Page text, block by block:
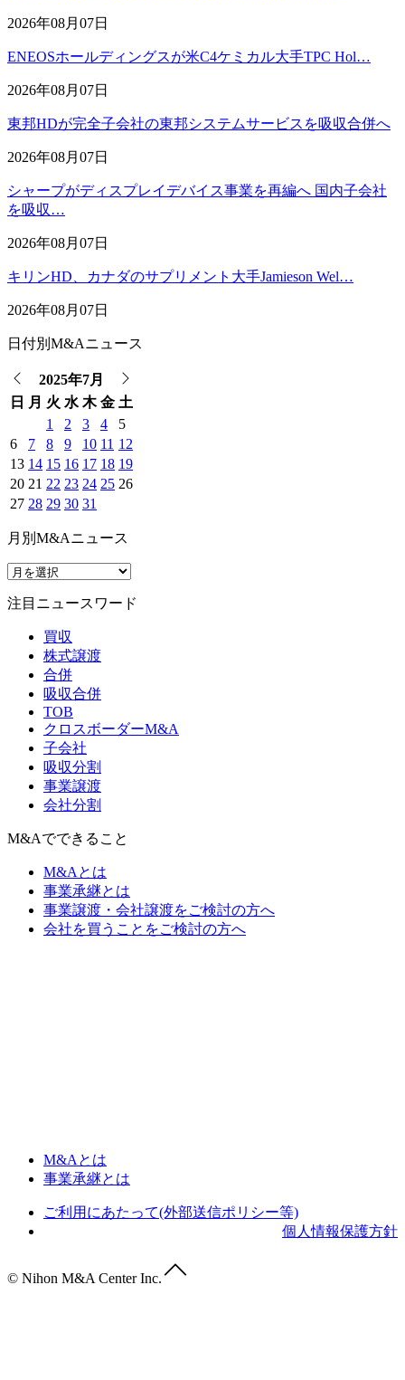
2026年08月07日
ENEOSホールディングスが米C4ケミカル大手TPC Hol…
2026年08月07日
東邦HDが完全子会社の東邦システムサービスを吸収合併へ
2026年08月07日
シャープがディスプレイデバイス事業を再編へ 国内子会社
を吸収…
2026年08月07日
キリンHD、カナダのサプリメント大手Jamieson Wel…
2026年08月07日
日付別M&Aニュース
2025年7月
日
月 火 水 木 金 土
1
2 3 4
5
6
7 8 9 10 11 12
13 14 15 16 17 18 19
20 21 22 23 24 25 26
27 28 29 30 31
月別M&Aニュース
注目ニュースワード
買収
株式譲渡
合併
吸収合併
TOB
クロスボーダーM&A
子会社
吸収分割
事業譲渡
会社分割
M&Aでできること
M&Aとは
事業承継とは
事業譲渡・会社譲渡をご検討の方へ
会社を買うことをご検討の方へ
M&Aとは
事業承継とは
ご利用にあたって(外部送信ポリシー等)
個人情報保護方針
© Nihon M&A Center Inc.